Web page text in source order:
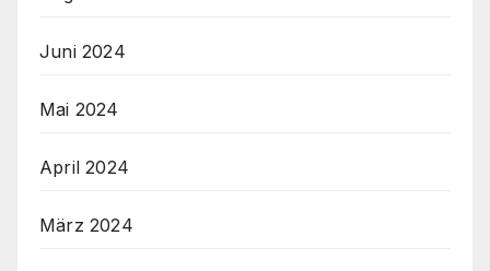
Juni 2024
Mai 2024
April 2024
März 2024